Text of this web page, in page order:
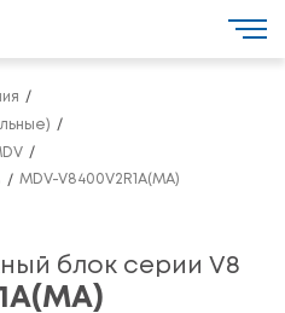
MDV-V8400V2R1A(MA)
блок серии V8